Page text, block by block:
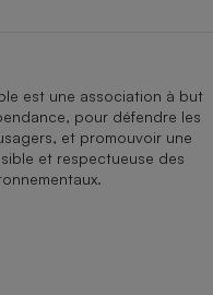
est une association à but
pour défendre les
et promouvoir une
et respectueuse des